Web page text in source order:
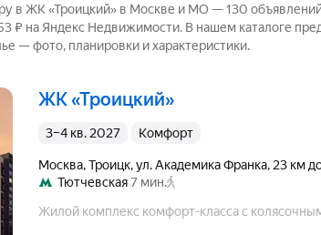
в ЖК «Троицкий» в Москве и МО — 130
₽ на Яндекс Недвижимости. В нашем каталоге
— фото, планировки и характеристики.
ЖК «Троицкий»
3–4 кв. 2027 комфорт
Тютчевская7 мин.
Москва,Троицк,ул. Академика Франка, 23 км
Жилой комплекс комфорт-класса с